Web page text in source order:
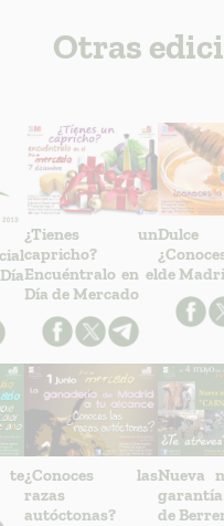
Otras
¿Tienes un
capricho?
Encuéntralo en el
Día de Mercado
Dulce
de
te¿Conoces las
razas
autóctonas?
Nueva
de